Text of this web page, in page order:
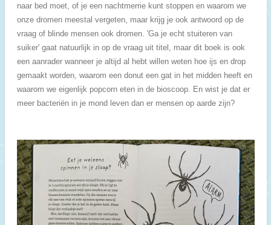
naar bed moet, of je een nachtmerrie kunt stoppen en waarom we
onze dromen meestal vergeten, maar krijg je ook antwoord op de
vraag of blinde mensen ook dromen. 'Ga je echt stuiteren van
suiker' gaat natuurlijk in op de vraag uit titel, maar dit boek is ook
een aanrader wanneer je altijd al hebt willen weten hoe ijs en drop
gemaakt worden, waarom een donut een gat in het midden heeft en
waarom we eigenlijk popcorn eten in de bioscoop. En wist je dat er
meer bacteriën in je mond leven dan er mensen op aarde zijn?